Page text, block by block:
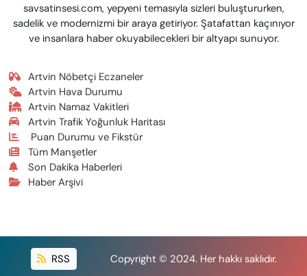
savsatinsesi.com, yepyeni temasıyla sizleri buluştururken,
sadelik ve modernizmi bir araya getiriyor. Şatafattan kaçınıyor
ve insanlara haber okuyabilecekleri bir altyapı sunuyor.
Artvin Nöbetçi Eczaneler
Artvin Hava Durumu
Artvin Namaz Vakitleri
Artvin Trafik Yoğunluk Haritası
Puan Durumu ve Fikstür
Tüm Manşetler
Son Dakika Haberleri
Haber Arşivi
RSS Copyright © 2024. Her hakkı saklıdır.